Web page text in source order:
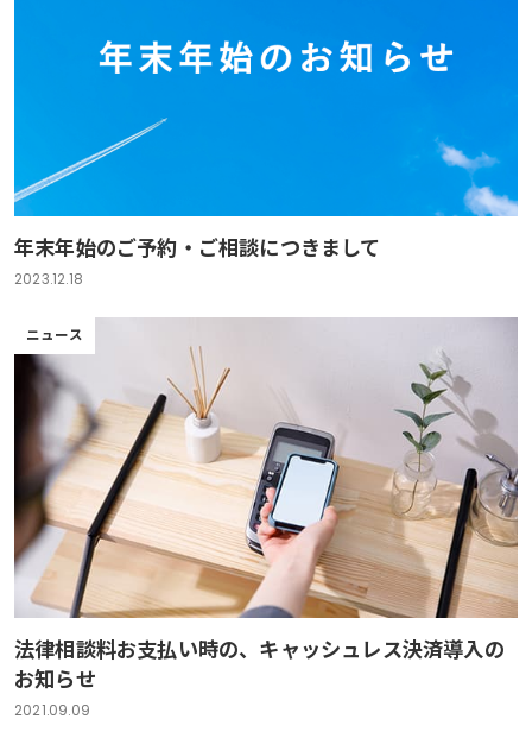
年末年始のご予約・ご相談につきまして
2023.12.18
ニュース
法律相談料お支払い時の、キャッシュレス決済導入の
お知らせ
2021.09.09